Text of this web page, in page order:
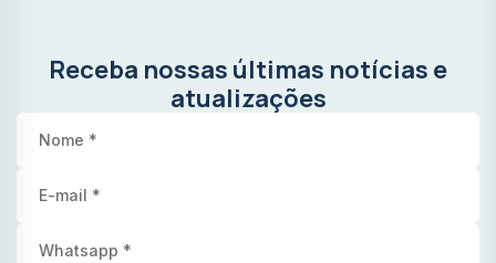
Receba nossas últimas notícias e
atualizações